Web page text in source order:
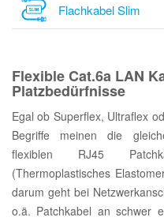
Flachkabel Slim
Flexible Cat.6a LAN
Platzbedürfnisse
Egal ob Superflex, Ultraflex
Begriffe meinen die
flexiblen RJ45
(Thermoplastisches
darum geht bei
o.ä. Patchkabel an schwer